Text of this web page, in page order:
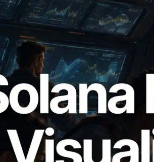
lança Solana Block
o tempo de
por slot e o validador